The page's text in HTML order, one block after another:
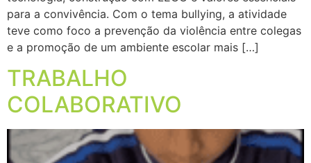
para a convivência. Com o tema bullying, a atividade
teve como foco a prevenção da violência entre colegas
e a promoção de um ambiente escolar mais […]
TRABALHO
COLABORATIVO